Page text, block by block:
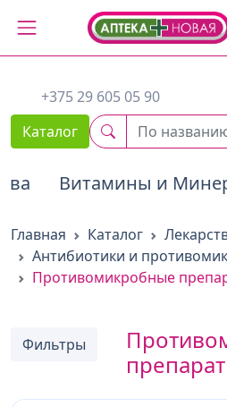
2. Вставьте этот код сразу же
+375 29 605 05 90
Каталог
Витамины и
Главная Каталог
Антибиотики и
Противомикробные
Фильтры